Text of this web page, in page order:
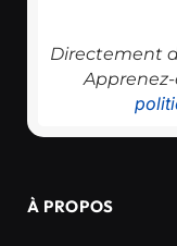
Directement
À PROPOS